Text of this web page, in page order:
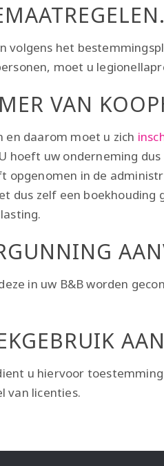
volgens het
moet u
VAN
en daarom moet u zich
hoeft uw onderneming
opgenomen in de
dus zelf een
in uw B&B worden
u hiervoor
van licenties.